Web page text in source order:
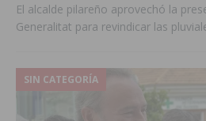
El alcalde pilareño aprovechó la
Generalitat para revindicar las
SIN CATEGORÍA